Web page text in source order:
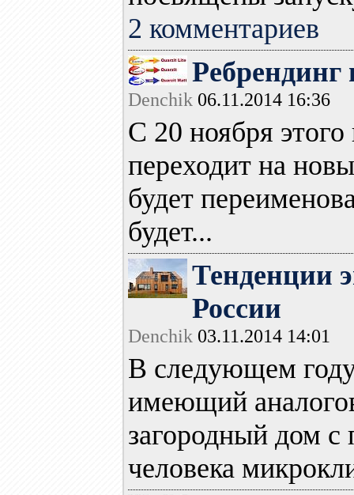
2 комментариев
Denchik 06.11.2014 16:36
C 20 ноября
переходит на
будет
будет...
Тенденции
России
Denchik 03.11.2014 14:01
В следующем
имеющий
загородный дом с
человека